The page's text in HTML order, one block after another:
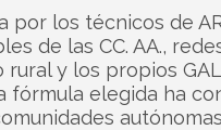
por los técnicos de
de las CC. AA.,
y los propios
fórmula elegida ha